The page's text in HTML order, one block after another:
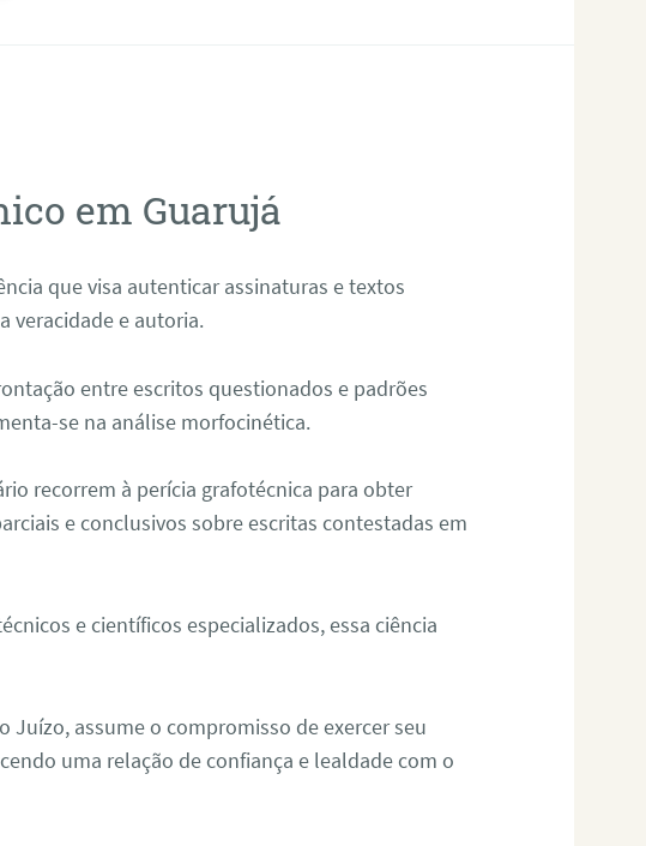
em Guarujá
que visa autenticar assinaturas e textos
veracidade e autoria.
entre escritos questionados e padrões
se na análise morfocinética.
recorrem à perícia grafotécnica para obter
e conclusivos sobre escritas contestadas em
e científicos especializados, essa ciência
Juízo, assume o compromisso de exercer seu
uma relação de confiança e lealdade com o